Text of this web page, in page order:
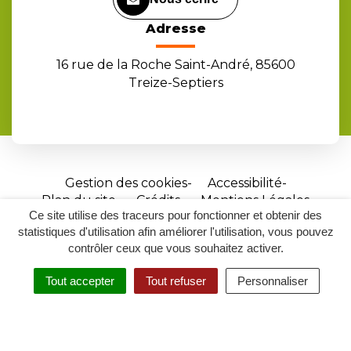
Ce site utilise des traceurs pour fonctionner et obtenir des
statistiques d'utilisation afin améliorer l'utilisation, vous pouvez
contrôler ceux que vous souhaitez activer.
Tout accepter Tout refuser Personnaliser
RECHERCHER
ACCESSIBILITÉ
Adresse
16 rue de la Roche Saint-André, 85600
Treize-Septiers
Gestion des cookies
Accessibilité
Plan du site
Crédits
Mentions Légales
Site
réalisé
par
Inovagora